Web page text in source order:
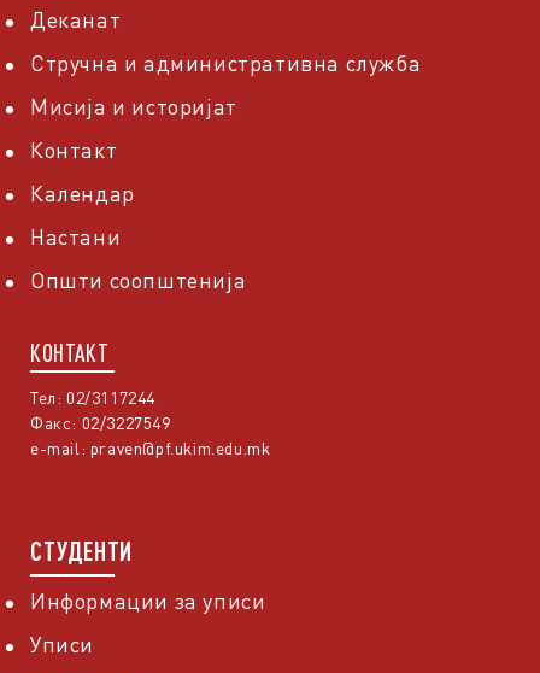
Деканат
Стручна и административна служба
Мисија и историјат
Контакт
Календар
Настани
Општи соопштенија
КОНТАКТ
Тел: 02/3117244
Факс: 02/3227549
e-mail: praven@pf.ukim.edu.mk
СТУДЕНТИ
Информации за уписи
Уписи